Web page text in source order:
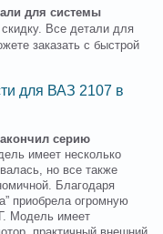
для системы
Все детали для
заказать с быстрой
для ВАЗ 2107 в
серию
имеет несколько
но все также
Благодаря
приобрела огромную
Модель имеет